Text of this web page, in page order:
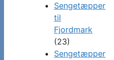
Sengetæpper
til
Fjordmark
(23)
Sengetæpper